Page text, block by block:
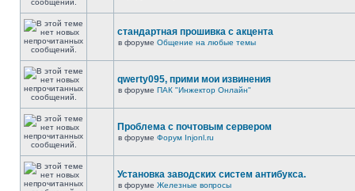
стандартная прошивка с акцента
в форуме Общение на любые темы
qwerty095, прими мои извинения
в форуме ПАК "Инжектор Онлайн"
Проблема с почтовым сервером
в форуме Форум Injonl.ru
Установка заводских систем антибукса.
в форуме Железные вопросы